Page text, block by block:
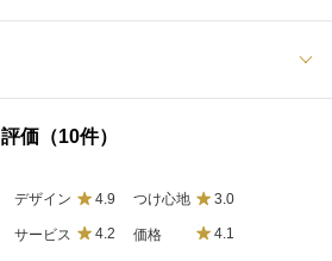
価（10件）
デザイン 4.9 つけ心地 3.0
サービス 4.2 価格 4.1